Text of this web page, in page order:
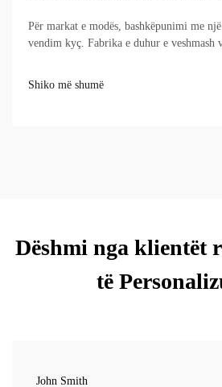
Për markat e modës, bashkëpunimi me
vendim kyç. Fabrika e duhur e veshmash
Shiko më shumë
Dëshmi nga klientët
të
John Smith